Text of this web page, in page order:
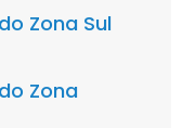
Zona Sul
Zona